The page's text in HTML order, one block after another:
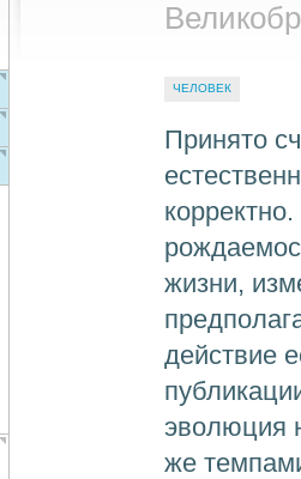
ЧЕЛОВЕК
Принято
жизни,
действие
эволюция
же